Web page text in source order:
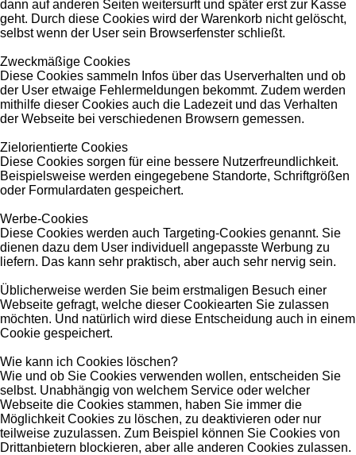
dann auf anderen Seiten weitersurft und später erst zur Kasse
geht. Durch diese Cookies wird der Warenkorb nicht gelöscht,
selbst wenn der User sein Browserfenster schließt.
Zweckmäßige Cookies
Diese Cookies sammeln Infos über das Userverhalten und ob
der User etwaige Fehlermeldungen bekommt. Zudem werden
mithilfe dieser Cookies auch die Ladezeit und das Verhalten
der Webseite bei verschiedenen Browsern gemessen.
Zielorientierte Cookies
Diese Cookies sorgen für eine bessere Nutzerfreundlichkeit.
Beispielsweise werden eingegebene Standorte, Schriftgrößen
oder Formulardaten gespeichert.
Werbe-Cookies
Diese Cookies werden auch Targeting-Cookies genannt. Sie
dienen dazu dem User individuell angepasste Werbung zu
liefern. Das kann sehr praktisch, aber auch sehr nervig sein.
Üblicherweise werden Sie beim erstmaligen Besuch einer
Webseite gefragt, welche dieser Cookiearten Sie zulassen
möchten. Und natürlich wird diese Entscheidung auch in einem
Cookie gespeichert.
Wie kann ich Cookies löschen?
Wie und ob Sie Cookies verwenden wollen, entscheiden Sie
selbst. Unabhängig von welchem Service oder welcher
Webseite die Cookies stammen, haben Sie immer die
Möglichkeit Cookies zu löschen, zu deaktivieren oder nur
teilweise zuzulassen. Zum Beispiel können Sie Cookies von
Drittanbietern blockieren, aber alle anderen Cookies zulassen.